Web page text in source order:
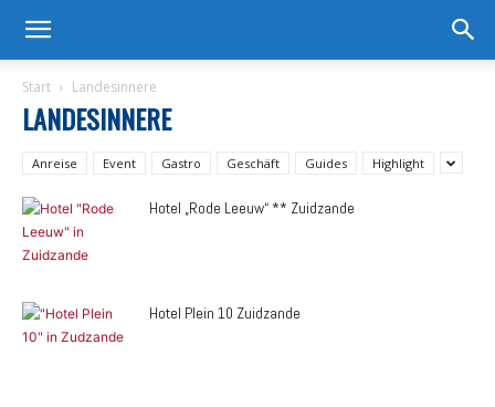
Start Landesinnere
LANDESINNERE
Anreise Event Gastro Geschäft Guides Highlight
Hotel „Rode Leeuw“ ** Zuidzande
Hotel Plein 10 Zuidzande